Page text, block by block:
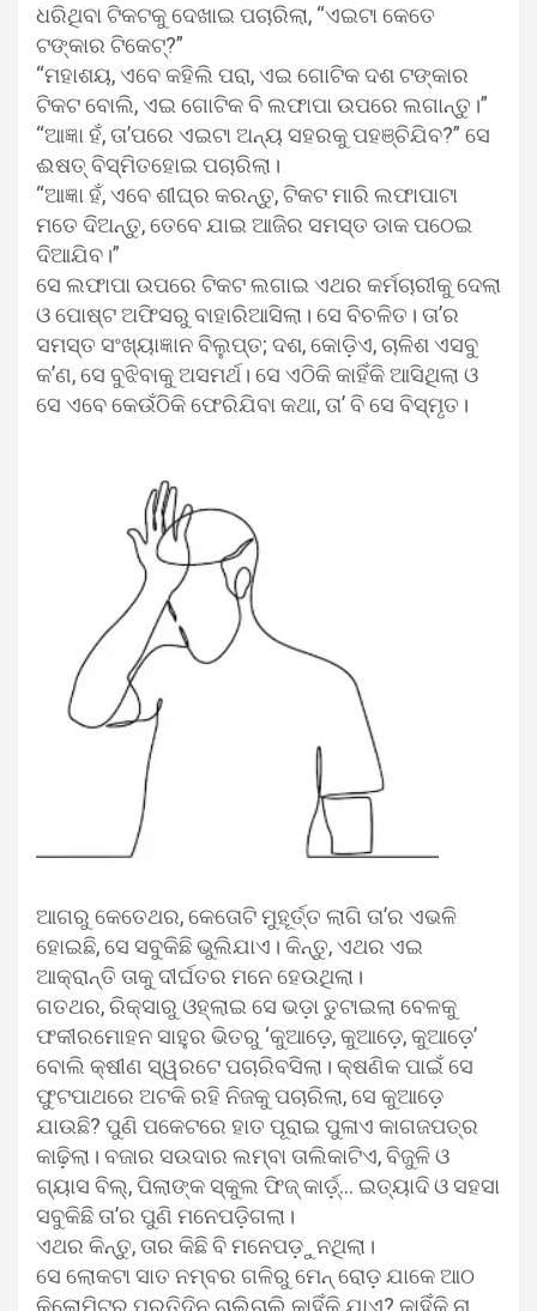
ଧରିଥିବା ଟିକଟକୁ ଦେଖାଇ ପଚାରିଲା, “ଏଇଟା କେତେ
ଟଙ୍କାର ଟିକେଟ୍‌?”
“ମହାଶୟ, ଏବେ କହିଲି ପରା, ଏଇ ଗୋଟିକ ଦଶ ଟଙ୍କାର
ଟିକଟ ବୋଲି, ଏଇ ଗୋଟିକ ବି ଲଫାପା ଉପରେ ଲଗାନ୍ତୁ।”
“ଆଜ୍ଞା ହଁ, ତା’ପରେ ଏଇଟା ଅନ୍ୟ ସହରକୁ ପହଞ୍ଚିଯିବ?” ସେ
ଈଷତ୍ ବିସ୍ମିତହୋଇ ପଚାରିଲା।
“ଆଜ୍ଞା ହଁ, ଏବେ ଶୀଘ୍ର କରନ୍ତୁ, ଟିକଟ ମାରି ଲଫାପାଟା
ମତେ ଦିଅନ୍ତୁ, ତେବେ ଯାଇ ଆଜିର ସମସ୍ତ ଡାକ ପଠେଇ
ଦିଆଯିବ।”
ସେ ଲଫାପା ଉପରେ ଟିକଟ ଲଗାଇ ଏଥର କର୍ମଚାରୀକୁ ଦେଲା
ଓ ପୋଷ୍ଟ ଅଫିସରୁ ବାହାରିଆସିଲା। ସେ ବିଚଳିତ। ତା’ର
ସମସ୍ତ ସଂଖ୍ୟାଜ୍ଞାନ ବିଲୁପ୍ତ; ଦଶ, କୋଡ଼ିଏ, ଚାଳିଶ ଏସବୁ
କ’ଣ, ସେ ବୁଝିବାକୁ ଅସମର୍ଥ। ସେ ଏଠିକି କାହିଁକି ଆସିଥିଲା ଓ
ସେ ଏବେ କେଉଁଠିକି ଫେରିଯିବା କଥା, ତା’ ବି ସେ ବିସ୍ମୃତ।
ଆଗରୁ କେତେଥର, କେତୋଟି ମୁହୂର୍ତ୍ତ ଲାଗି ତା’ର ଏଭଳି
ହୋଇଛି, ସେ ସବୁକିଛି ଭୁଲିଯାଏ। କିନ୍ତୁ, ଏଥର ଏଇ
ଆକ୍ରାନ୍ତି ତାକୁ ଦୀର୍ଘତର ମନେ ହେଉଥିଲା।
ଗତଥର, ରିକ୍ସାରୁ ଓହ୍ଲାଇ ସେ ଭଡ଼ା ତୁଟାଇଲା ବେଳକୁ
ଫକୀରମୋହନ ସାହୁର ଭିତରୁ ‘କୁଆଡ଼େ, କୁଆଡ଼େ, କୁଆଡ଼େ’
ବୋଲି କ୍ଷୀଣ ସ୍ୱରଟେ ପଚାରିବସିଲା। କ୍ଷଣିକ ପାଇଁ ସେ
ଫୁଟପାଥରେ ଅଟକି ରହି ନିଜକୁ ପଚାରିଲା, ସେ କୁଆଡ଼େ
ଯାଉଛି? ପୁଣି ପକେଟରେ ହାତ ପୂରାଇ ପୁଳାଏ କାଗଜପତ୍ର
କାଢ଼ିଲା। ବଜାର ସଉଦାର ଲମ୍ବା ତାଲିକାଟିଏ, ବିଜୁଳି ଓ
ଗ୍ୟାସ ବିଲ୍‌, ପିଲାଙ୍କ ସ୍କୁଲ ଫିଜ୍ କାର୍ଡ଼୍‌… ଇତ୍ୟାଦି ଓ ସହସା
ସବୁକିଛି ତା’ର ପୁଣି ମନେପଡ଼ିଗଲା।
ଏଥର କିନ୍ତୁ, ତାର କିଛି ବି ମନେପଡ଼ୁନଥିଲା।
ସେ ଲୋକଟା ସାତ ନମ୍ବର ଗଳିରୁ ମେନ୍ ରୋଡ଼ ଯାକେ ଆଠ